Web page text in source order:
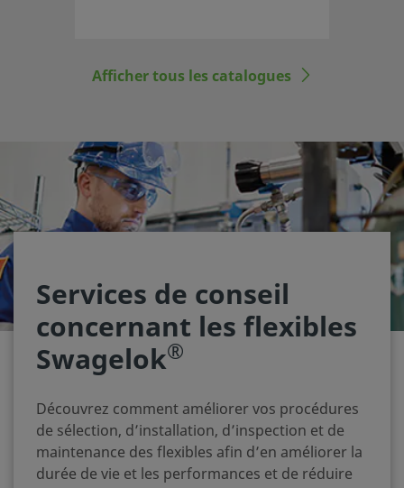
Afficher tous les catalogues
Services de conseil
concernant les flexibles
Swagelok®
Découvrez comment améliorer vos procédures
de sélection, d’installation, d’inspection et de
maintenance des flexibles afin d’en améliorer la
durée de vie et les performances et de réduire